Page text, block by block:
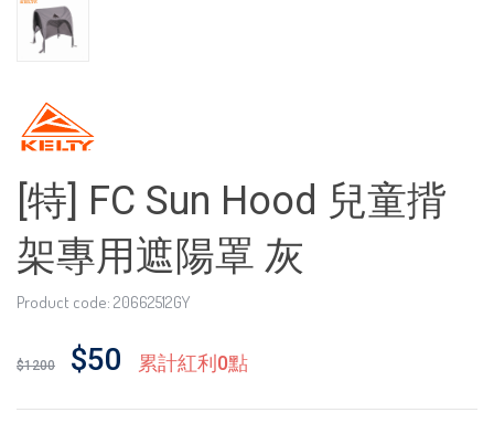
[特] FC Sun Hood 兒童揹
架專用遮陽罩 灰
Product code: 20662512GY
$1200 $50 累計紅利0點